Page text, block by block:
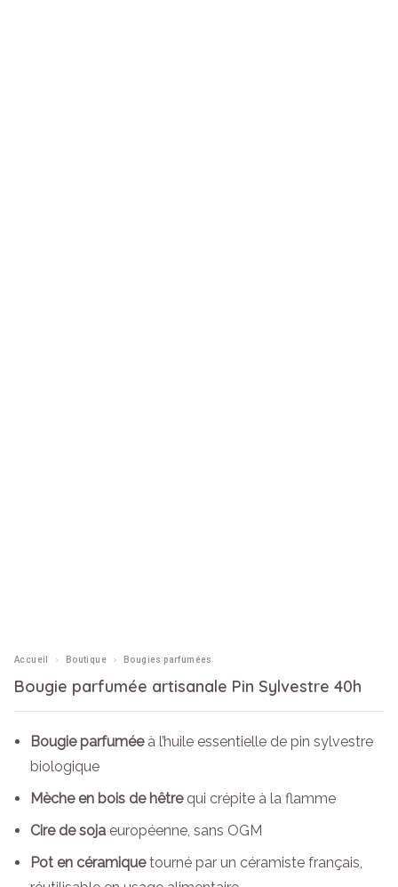
Accueil › Boutique › Bougies parfumées
Bougie parfumée artisanale Pin Sylvestre 40h
Bougie parfuméeà l’huile essentielle de pin sylvestre
biologique
Mèche en bois de hêtrequi crépite à la flamme
Cire de sojaeuropéenne, sans OGM
Pot en céramiquetourné par un céramiste français,